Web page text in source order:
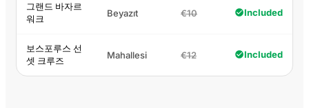
그랜드 바자르
워크
Beyazıt €10 Included
보스포루스 선
셋 크루즈
Mahallesi €12 Included